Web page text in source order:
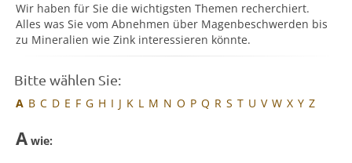
Wir haben für Sie die wichtigsten Themen recherchiert.
Alles was Sie vom Abnehmen über Magenbeschwerden bis
zu Mineralien wie Zink interessieren könnte.
Bitte wählen Sie:
A B C D E F G H I J K L M N O P Q R S T U V W X Y Z
A wie: